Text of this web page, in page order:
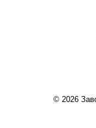
© 2026